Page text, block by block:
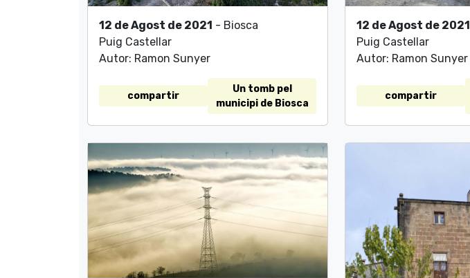
12 de Agost de 2021 - Biosca
Puig Castellar
Autor: Ramon Sunyer
compartir
Un tomb pel
municipi de Biosca
12 de Agost de 2021
Puig Castellar
Autor: Ramon Sunyer
compartir